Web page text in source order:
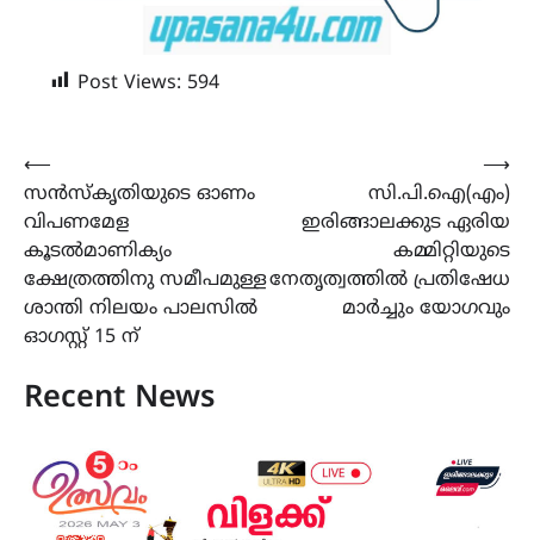
Post Views: 594
Post
navigation
⟵
സൻസ്കൃതിയുടെ ഓണം
വിപണമേള
കൂടൽമാണിക്യം
ക്ഷേത്രത്തിനു സമീപമുള്ള
ശാന്തി നിലയം പാലസിൽ
ഓഗസ്റ്റ് 15 ന്
സി.പി.ഐ(എം)
ഇരിങ്ങാലക്കുട ഏരിയ
കമ്മിറ്റിയുടെ
നേതൃത്വത്തിൽ പ്രതിഷേധ
മാർച്ചും യോഗവും
⟶
Recent News